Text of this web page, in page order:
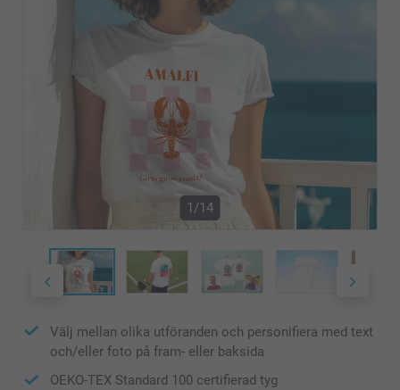
1/14
Välj mellan olika utföranden och personifiera med text
och/eller foto på fram- eller baksida
OEKO-TEX Standard 100 certifierad tyg